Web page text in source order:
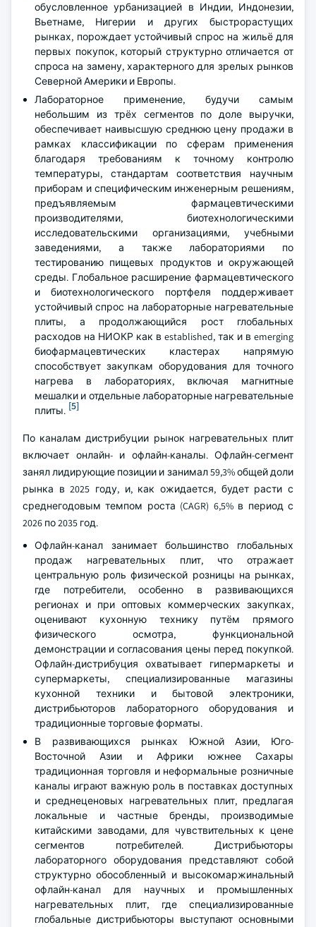
обусловленное урбанизацией в Индии, Индонезии,
Вьетнаме, Нигерии и других быстрорастущих
рынках, порождает устойчивый спрос на жильё для
первых покупок, который структурно отличается от
спроса на замену, характерного для зрелых рынков
Северной Америки и Европы.
Лабораторное применение, будучи самым
небольшим из трёх сегментов по доле выручки,
обеспечивает наивысшую среднюю цену продажи в
рамках классификации по сферам применения
благодаря требованиям к точному контролю
температуры, стандартам соответствия научным
приборам и специфическим инженерным решениям,
предъявляемым фармацевтическими
производителями, биотехнологическими
исследовательскими организациями, учебными
заведениями, а также лабораториями по
тестированию пищевых продуктов и окружающей
среды. Глобальное расширение фармацевтического
и биотехнологического портфеля поддерживает
устойчивый спрос на лабораторные нагревательные
плиты, а продолжающийся рост глобальных
расходов на НИОКР как в established, так и в emerging
биофармацевтических кластерах напрямую
способствует закупкам оборудования для точного
нагрева в лабораториях, включая магнитные
мешалки и отдельные лабораторные нагревательные
плиты. [5]
По каналам дистрибуции рынок нагревательных плит
включает онлайн- и офлайн-каналы. Офлайн-сегмент
занял лидирующие позиции и занимал 59,3% общей доли
рынка в 2025 году, и, как ожидается, будет расти с
среднегодовым темпом роста (CAGR) 6,5% в период с
2026 по 2035 год.
Офлайн-канал занимает большинство глобальных
продаж нагревательных плит, что отражает
центральную роль физической розницы на рынках,
где потребители, особенно в развивающихся
регионах и при оптовых коммерческих закупках,
оценивают кухонную технику путём прямого
физического осмотра, функциональной
демонстрации и согласования цены перед покупкой.
Офлайн-дистрибуция охватывает гипермаркеты и
супермаркеты, специализированные магазины
кухонной техники и бытовой электроники,
дистрибьюторов лабораторного оборудования и
традиционные торговые форматы.
В развивающихся рынках Южной Азии, Юго-
Восточной Азии и Африки южнее Сахары
традиционная торговля и неформальные розничные
каналы играют важную роль в поставках доступных
и среднеценовых нагревательных плит, предлагая
локальные и частные бренды, производимые
китайскими заводами, для чувствительных к цене
сегментов потребителей. Дистрибьюторы
лабораторного оборудования представляют собой
структурно обособленный и высокомаржинальный
офлайн-канал для научных и промышленных
нагревательных плит, где специализированные
глобальные дистрибьюторы выступают основными